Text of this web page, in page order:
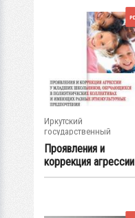
Иркутский
государственный
университет
Проявления и
коррекция агрессии
у младших...